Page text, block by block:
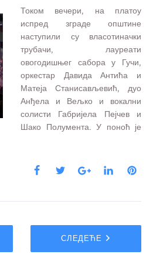
Током вечери, на платоу
испред зграде општине
наступили су власотиначки
трубачи, лауреати
овогодишњег сабора у Гучи,
оркестар Давида Антића и
Матеја Станисављевић, дуо
Анђела и Вељко и вокални
солисти Габријела Пејчев и
Шако Полумента. У поноћ је
СЛЕДЕЋЕ